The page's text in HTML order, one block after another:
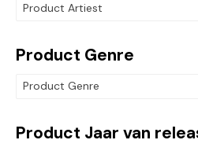
Product Artiest
Product Genre
Product Genre
Product Jaar van